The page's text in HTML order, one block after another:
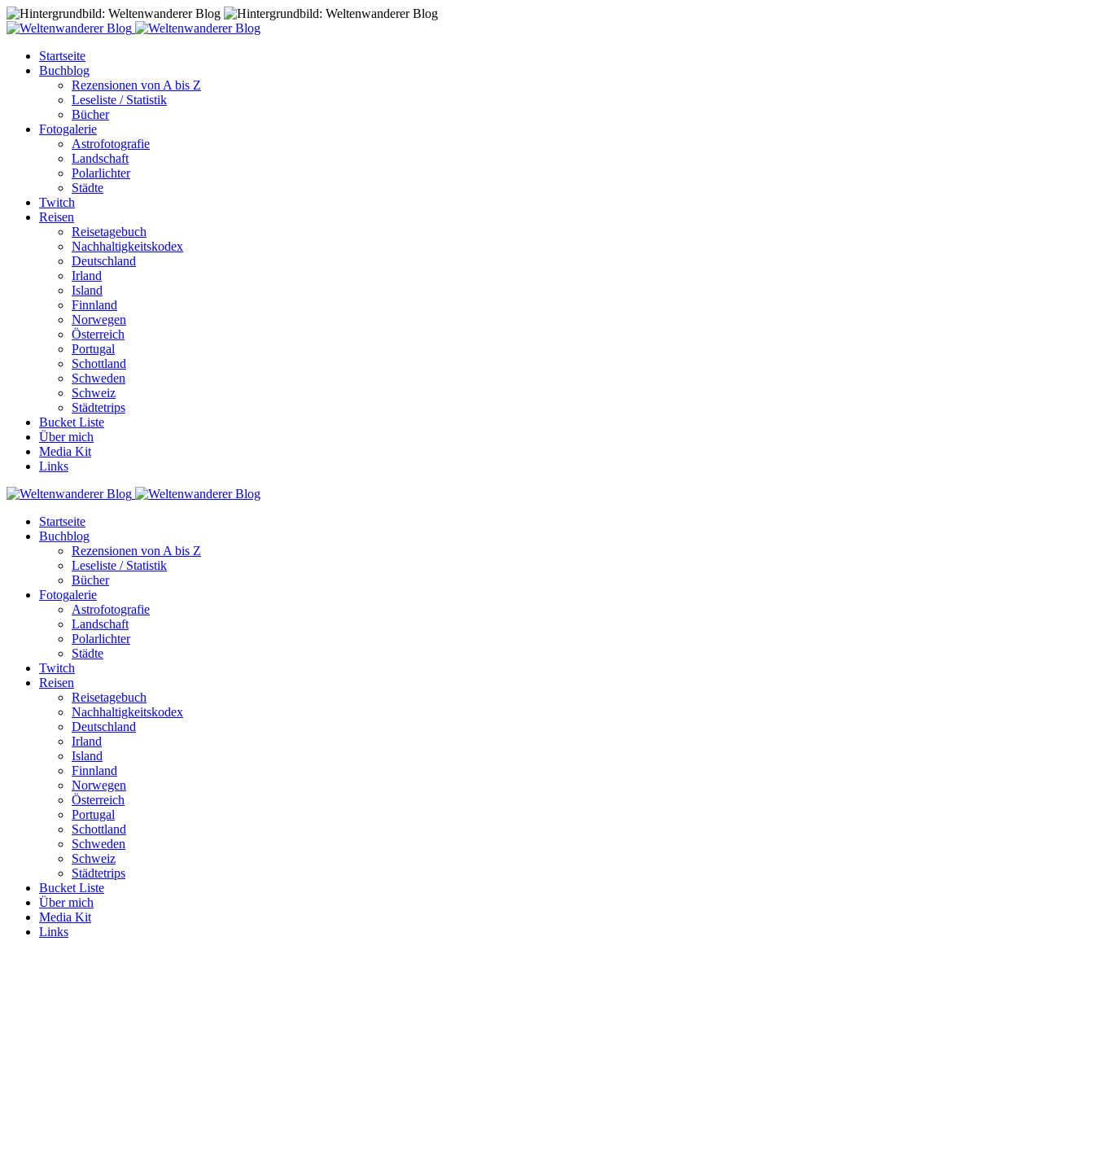
Startseite
Buchblog
Rezensionen von A bis Z
Leseliste / Statistik
Bücher
Fotogalerie
Astrofotografie
Landschaft
Polarlichter
Städte
Twitch
Reisen
Reisetagebuch
Nachhaltigkeitskodex
Deutschland
Irland
Island
Finnland
Norwegen
Österreich
Portugal
Schottland
Schweden
Schweiz
Städtetrips
Bucket Liste
Über mich
Media Kit
Links
Startseite
Buchblog
Rezensionen von A bis Z
Leseliste / Statistik
Bücher
Fotogalerie
Astrofotografie
Landschaft
Polarlichter
Städte
Twitch
Reisen
Reisetagebuch
Nachhaltigkeitskodex
Deutschland
Irland
Island
Finnland
Norwegen
Österreich
Portugal
Schottland
Schweden
Schweiz
Städtetrips
Bucket Liste
Über mich
Media Kit
Links